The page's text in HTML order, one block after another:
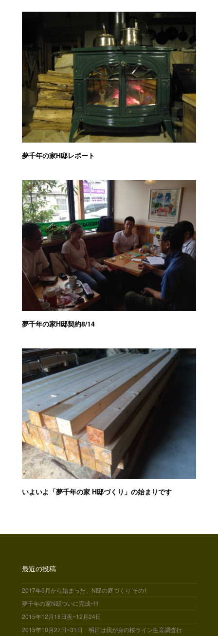
夢千年の家H邸レポート
夢千年の家H邸契約8/14
いよいよ「夢千年の家 H邸づくり」の始まりです
最近の投稿
2017年6月から始まった、N邸の庭づくり その1
夢千年の家N邸ついに完成~!!!
2015年12月18日夜~12月24日
2015年10月27日~31日 明日は我が身の桜ライン生育調査行